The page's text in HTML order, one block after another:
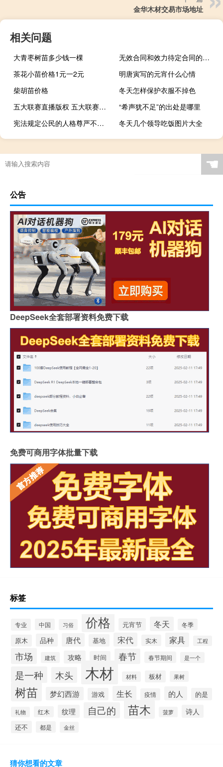
金华木材交易市场地址
相关问题
大青枣树苗多少钱一棵
无效合同和效力待定合同的区别
茶花小苗价格1元一2元
明唐寅写的元宵什么心情
柴胡苗价格
冬天怎样保护衣服不掉色
五大联赛直播版权 五大联赛直播
“希声犹不足”的出处是哪里
宪法规定公民的人格尊严不受侵犯这一权利属于什么权（宪法规定公民的人格尊严不受侵犯禁止用任何方法对公民进行）
冬天几个领导吃饭图片大全
☚
公告
DeepSeek全套部署资料免费下载
免费可商用字体批量下载
标签
专业 中国 习俗 价格 元宵节 冬天 冬季
原木 品种 唐代 基地 宋代 实木 家具 工程
市场 建筑 攻略 时间 春节 春节期间 是一个
是一种 木头 木材 材料 板材 果树
树苗 梦幻西游 游戏 生长 疫情 的人 的是
礼物 红木 纹理 自己的 苗木 菠萝 诗人
还不 都是 金丝
猜你想看的文章